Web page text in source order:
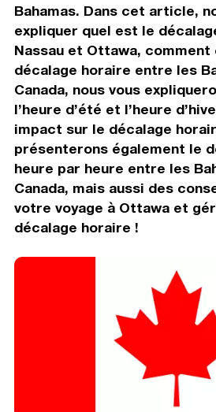
Bahamas. Dans cet article,
expliquer quel est le
Nassau et Ottawa,
décalage horaire entre les
Canada, nous vous
l’heure d’été et l’heure
impact sur le décalage
présenterons également le
heure par heure entre les
Canada, mais aussi des
votre voyage à Ottawa et
décalage horaire !